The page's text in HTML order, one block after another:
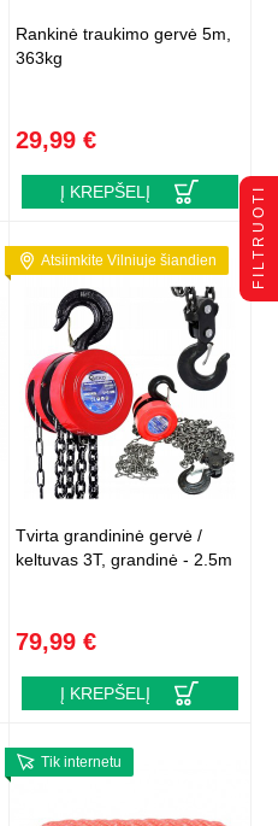
Rankinė traukimo gervė 5m,
363kg
29,99 €
Į KREPŠELĮ
Atsiimkite Vilniuje šiandien
Tvirta grandininė gervė /
keltuvas 3T, grandinė - 2.5m
79,99 €
Į KREPŠELĮ
Tik internetu
FILTRUOTI